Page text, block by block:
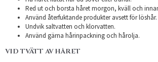
Red ut och borsta håret morgon, kväll och
Använd återfuktande produkter avsett för löshår.
Undvik saltvatten och klorvatten.
Använd gärna hårinpackning och hårolja.
VID TVÄTT AV HÅRET